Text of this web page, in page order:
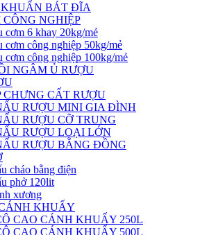
BÁT ĐĨA
NGHIỆP
cơm 6 khay 20kg/mẻ
cơm công nghiệp 50kg/mẻ
cơm công nghiệp 100kg/mẻ
NGÂM Ủ RƯỢU
CHƯNG CẤT RƯỢU
RƯỢU MINI GIA ĐÌNH
RƯỢU CỠ TRUNG
RƯỢU LOẠI LỚN
RƯỢU BẰNG ĐỒNG
cháo bằng điện
phở 120lit
xương
KHUẤY
CAO CÁNH KHUẤY 250L
CAO CÁNH KHUẤY 500L